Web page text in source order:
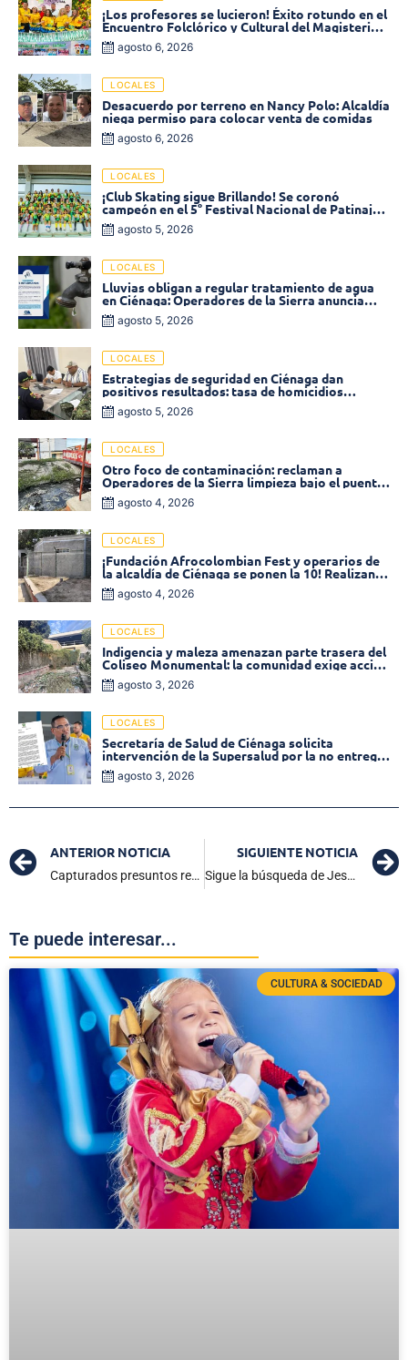
¡Los profesores se lucieron! Éxito rotundo en el
Encuentro Folclórico y Cultural del Magisterio
2026 en Ciénaga
agosto 6, 2026
LOCALES
Desacuerdo por terreno en Nancy Polo: Alcaldía
niega permiso para colocar venta de comidas
agosto 6, 2026
LOCALES
¡Club Skating sigue Brillando! Se coronó
campeón en el 5° Festival Nacional de Patinaje
«Soledad sobre Ruedas»
agosto 5, 2026
LOCALES
Lluvias obligan a regular tratamiento de agua
en Ciénaga: Operadores de la Sierra anuncia
baja presión en varios sectores
agosto 5, 2026
LOCALES
Estrategias de seguridad en Ciénaga dan
positivos resultados: tasa de homicidios
disminuyó un 58% en 2026
agosto 5, 2026
LOCALES
Otro foco de contaminación: reclaman a
Operadores de la Sierra limpieza bajo el puente
de la calle 19 con carrera 11
agosto 4, 2026
LOCALES
¡Fundación Afrocolombian Fest y operarios de
la alcaldía de Ciénaga se ponen la 10! Realizan
limpieza de la parte posterior del Coliseo
Monumental
agosto 4, 2026
LOCALES
Indigencia y maleza amenazan parte trasera del
Coliseo Monumental: la comunidad exige acción
inmediata!
agosto 3, 2026
LOCALES
Secretaría de Salud de Ciénaga solicita
intervención de la Supersalud por la no entrega
de medicamentos en las EPS
agosto 3, 2026
ANTERIOR NOTICIA
Capturados presuntos responsables del triple homicidio en la vereda Ayapel, zona rural de Santa Marta
SIGUIENTE NOTICIA
Sigue la búsqueda de Jesús David González López, desaparecido desde el fin de semana pasado
Te puede interesar...
CULTURA & SOCIEDAD